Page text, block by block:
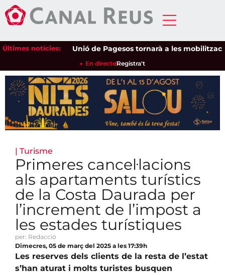
Últimes notícies:Unió de Pagesos tornarà a les
En directeRegistra't
| Turisme
Primeres cancel·lacions
als apartaments turístics
de la Costa Daurada per
l’increment de l’impost a
les estades turístiques
per: Redacció
Dimecres, 05 de març del 2025 a les 17:39h
Les reserves dels clients de la resta de l’estat
s’han aturat i molts turistes busquen